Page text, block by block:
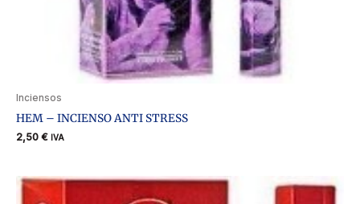
Inciensos
HEM – INCIENSO ANTI STRESS
2,50 € IVA